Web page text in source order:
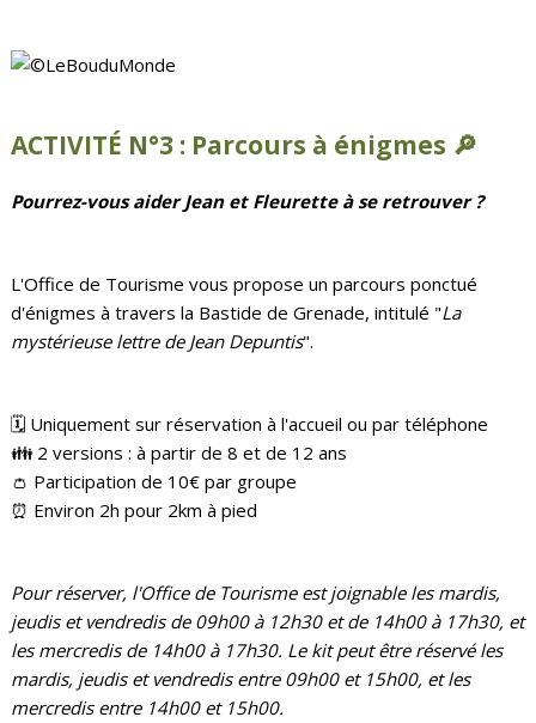
ACTIVITÉ N°3 :Parcours à énigmes 🔎
Pourrez-vous aider Jean et Fleurette à se retrouver ?
L'Office de Tourisme vous propose un parcours ponctué
d'énigmes à travers la Bastide de Grenade, intitulé "La
mystérieuse lettre de Jean Depuntis".
🗓️ Uniquement sur réservation à l'accueil ou par téléphone
👪 2 versions : à partir de 8 et de 12 ans
👛 Participation de 10€ par groupe
⏰ Environ 2h pour 2km à pied
Pour réserver, l'Office de Tourisme est joignable les mardis,
jeudis et vendredis de 09h00 à 12h30 et de 14h00 à 17h30, et
les mercredis de 14h00 à 17h30. Le kit peut être réservé les
mardis, jeudis et vendredis entre 09h00 et 15h00, et les
mercredis entre 14h00 et 15h00.